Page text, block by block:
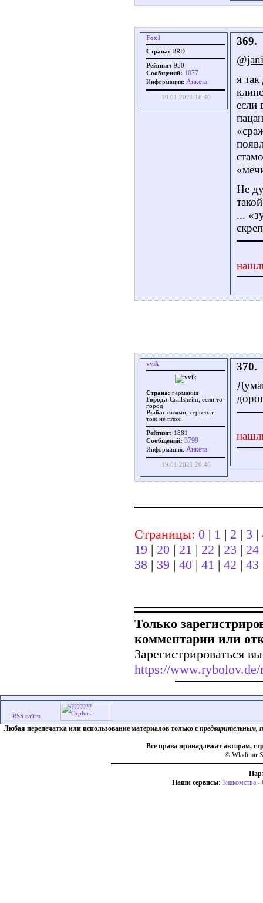
Fox1
Страна: BRD
Рейтинг: 950
Сообщений: 1077
Информация: Aнкета
19.01.2021 18:40
369.
я
если
Не
...
vvik
Страна: германия
Город.: Crailsheim, если то
город
Рыба: салями, сервелат
тож не плох
Рейтинг: 1881
Сообщений: 3799
Информация: Aнкета
19.01.2021 20:46
370.
Страницы: 0 | 1 | 2 | 3 |
19 | 20 | 21 | 22 | 23 | 24
38 | 39 | 40 | 41 | 42 | 43
Только
комментарии или
Зарегистрироваться
https://www.rybolov.de/
Любая перепечатка или использование материалов только с предварительным,
Все права принадлежат авторам,
© Wladimir
Наши сервисы: Знакомства -